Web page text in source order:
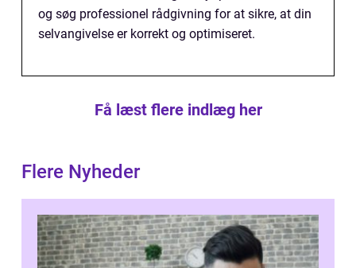
og søg professionel rådgivning for at sikre, at din
selvangivelse er korrekt og optimiseret.
Få læst flere indlæg her
Flere Nyheder